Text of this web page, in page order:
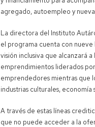
agregado, autoempleo y
La directora del Instituto
el programa cuenta con
visión inclusiva que alcanzará
emprendimientos liderados
emprendedores mientras que
industrias culturales,
A través de estas líneas
que no puede acceder a la